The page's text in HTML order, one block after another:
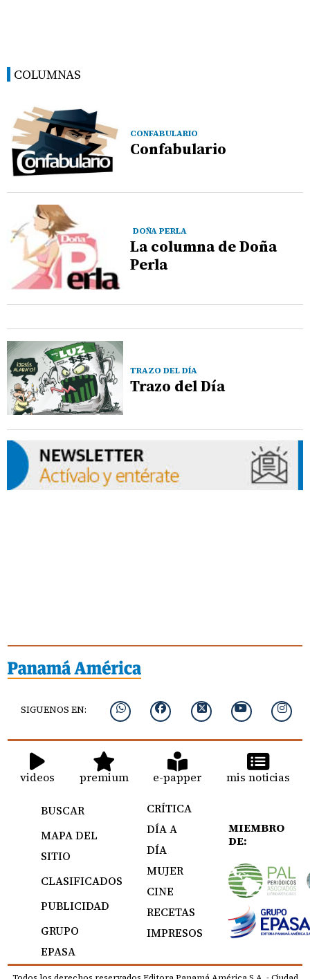
COLUMNAS
CONFABULARIO
Confabulario
DOÑA PERLA
La columna de Doña
Perla
TRAZO DEL DÍA
Trazo del Día
SIGUENOS EN:
videos premium e-papper mis noticias
BUSCAR
MAPA DEL
SITIO
CLASIFICADOS
PUBLICIDAD
GRUPO
EPASA
CRÍTICA
DÍA A
DÍA
MUJER
CINE
RECETAS
IMPRESOS
MIEMBRO
DE: